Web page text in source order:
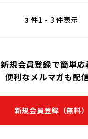
新規会員登録で簡単応
便利なメルマガも配
新規会員登録（無料）
3 件1 - 3 件表示